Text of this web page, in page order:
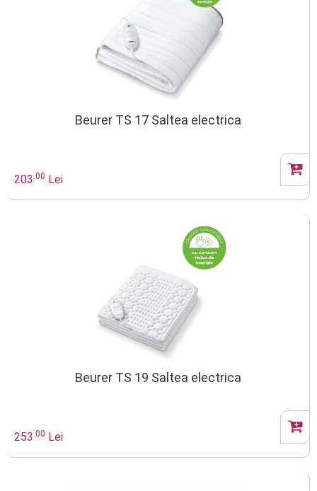
Beurer TS 17 Saltea electrica
203 .00 Lei
Beurer TS 19 Saltea electrica
253 .00 Lei